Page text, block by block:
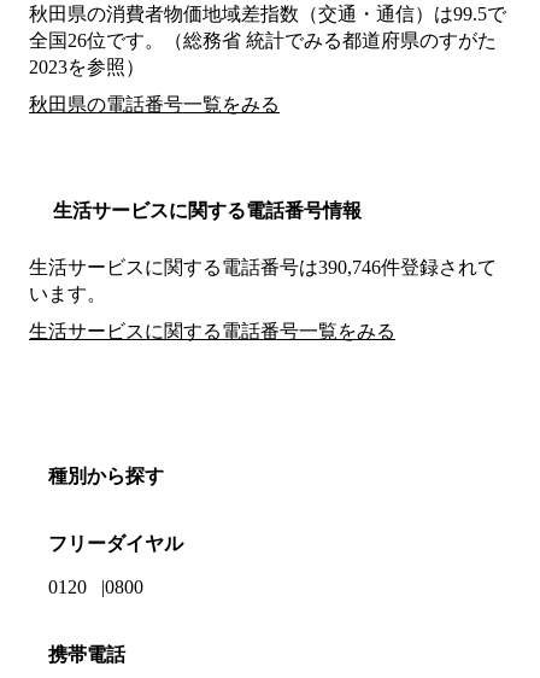
秋田県の消費者物価地域差指数（交通・通信）は99.5で
全国26位です。（総務省 統計でみる都道府県のすがた
2023を参照）
秋田県の電話番号一覧をみる
生活サービスに関する電話番号情報
生活サービスに関する電話番号は390,746件登録されて
います。
生活サービスに関する電話番号一覧をみる
種別から探す
フリーダイヤル
0120 0800
携帯電話